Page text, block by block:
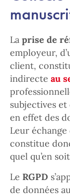
La prise de
employeur,
client,
indirecte au
subjectives
en effet des
Leur
constitue
quel qu’en
Le RGPD
de données